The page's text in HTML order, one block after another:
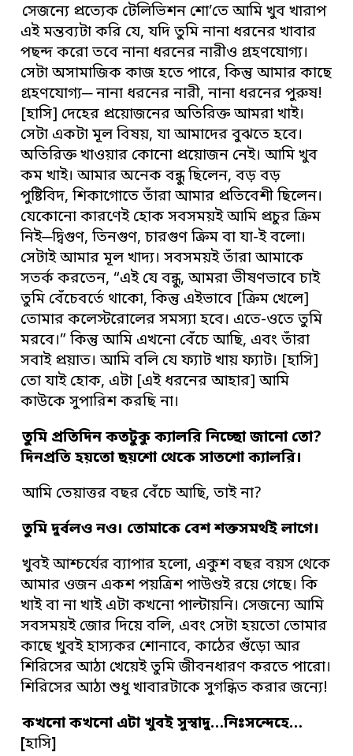
সেজন্যে প্রত্যেক টেলিভিশন শো’তে আমি খুব খারাপ
এই মন্তব্যটা করি যে, যদি তুমি নানা ধরনের খাবার
পছন্দ করো তবে নানা ধরনের নারীও গ্রহণযোগ্য।
সেটা অসামাজিক কাজ হতে পারে, কিন্তু আমার কাছে
গ্রহণযোগ্য─ নানা ধরনের নারী, নানা ধরনের পুরুষ!
[হাসি] দেহের প্রয়োজনের অতিরিক্ত আমরা খাই।
সেটা একটা মূল বিষয়, যা আমাদের বুঝতে হবে।
অতিরিক্ত খাওয়ার কোনো প্রয়োজন নেই। আমি খুব
কম খাই। আমার অনেক বন্ধু ছিলেন, বড় বড়
পুষ্টিবিদ, শিকাগোতে তাঁরা আমার প্রতিবেশী ছিলেন।
যেকোনো কারণেই হোক সবসময়ই আমি প্রচুর ক্রিম
নিই─দ্বিগুণ, তিনগুণ, চারগুণ ক্রিম বা যা-ই বলো।
সেটাই আমার মূল খাদ্য। সবসময়ই তাঁরা আমাকে
সতর্ক করতেন, “এই যে বন্ধু, আমরা ভীষণভাবে চাই
তুমি বেঁচেবর্তে থাকো, কিন্তু এইভাবে [ক্রিম খেলে]
তোমার কলেস্টরোলের সমস্যা হবে। এতে-ওতে তুমি
মরবে।” কিন্তু আমি এখনো বেঁচে আছি, এবং তাঁরা
সবাই প্রয়াত। আমি বলি যে ফ্যাট খায় ফ্যাট। [হাসি]
তো যাই হোক, এটা [এই ধরনের আহার] আমি
কাউকে সুপারিশ করছি না।
তুমি প্রতিদিন কতটুকু ক্যালরি নিচ্ছো জানো তো?
দিনপ্রতি হয়তো ছয়শো থেকে সাতশো ক্যালরি।
আমি তেয়াত্তর বছর বেঁচে আছি, তাই না?
তুমি দুর্বলও নও। তোমাকে বেশ শক্তসমর্থই লাগে।
খুবই আশ্চর্যের ব্যাপার হলো, একুশ বছর বয়স থেকে
আমার ওজন একশ পয়ত্রিশ পাউণ্ডই রয়ে গেছে। কি
খাই বা না খাই এটা কখনো পাল্টায়নি। সেজন্যে আমি
সবসময়ই জোর দিয়ে বলি, এবং সেটা হয়তো তোমার
কাছে খুবই হাস্যকর শোনাবে, কাঠের গুঁড়ো আর
শিরিসের আঠা খেয়েই তুমি জীবনধারণ করতে পারো।
শিরিসের আঠা শুধু খাবারটাকে সুগন্ধিত করার জন্যে!
কখনো কখনো এটা খুবই সুস্বাদু…নিঃসন্দেহে…
[হাসি]